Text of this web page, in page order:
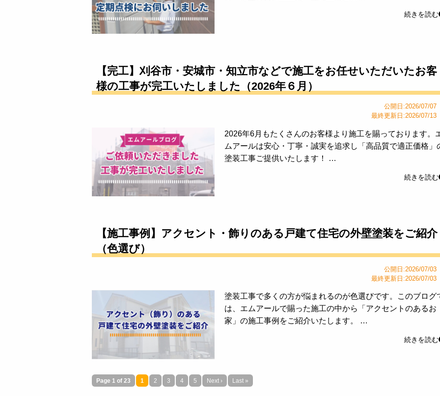
続きを読む
【完工】刈谷市・安城市・知立市などで施工をお任せいただいたお客
様の工事が完工いたしました（2026年６月）
公開日:2026/07/07
最終更新日:2026/07/13
2026年6月もたくさんのお客様より施工を賜っております。
ムアールは安心・丁寧・誠実を追求し「高品質で適正価格」
塗装工事ご提供いたします！ …
続きを読む
【施工事例】アクセント・飾りのある戸建て住宅の外壁塗装をご紹介
（色選び）
公開日:2026/07/03
最終更新日:2026/07/03
塗装工事で多くの方が悩まれるのが色選びです。このブログ
は、エムアールで賜った施工の中から「アクセントのあるお
家」の施工事例をご紹介いたします。 …
続きを読む
Page 1 of 23 1 2 3 4 5 Next › Last »